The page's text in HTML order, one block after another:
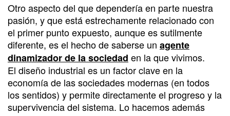
Otro aspecto del que dependería en parte nuestra
pasión, y que está estrechamente relacionado con
el primer punto expuesto, aunque es sutilmente
diferente, es el hecho de saberse un agente
dinamizador de la sociedad en la que vivimos.
El diseño industrial es un factor clave en la
economía de las sociedades modernas (en todos
los sentidos) y permite directamente el progreso y la
supervivencia del sistema. Lo hacemos además